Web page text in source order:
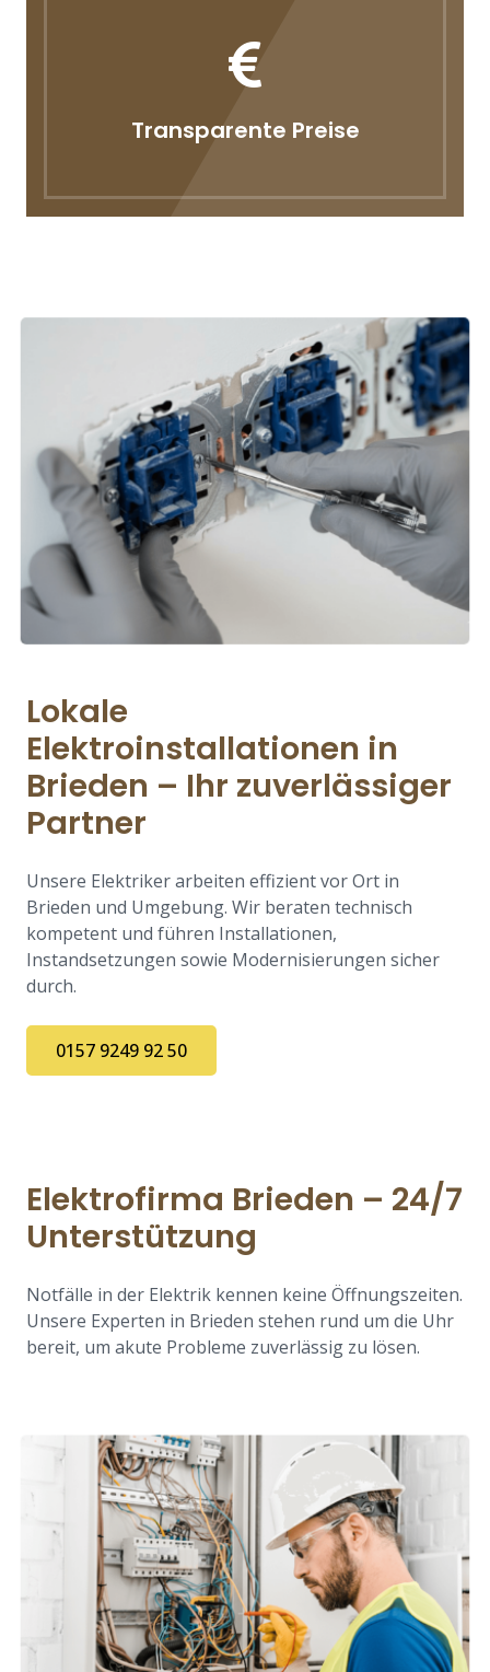
Transparente Preise
Lokale
Elektroinstallationen in
Brieden – Ihr zuverlässiger
Partner
Unsere Elektriker arbeiten effizient vor Ort in
Brieden und Umgebung. Wir beraten technisch
kompetent und führen Installationen,
Instandsetzungen sowie Modernisierungen sicher
durch.
0157 9249 92 50
Elektrofirma Brieden – 24/7
Unterstützung
Notfälle in der Elektrik kennen keine Öffnungszeiten.
Unsere Experten in Brieden stehen rund um die Uhr
bereit, um akute Probleme zuverlässig zu lösen.